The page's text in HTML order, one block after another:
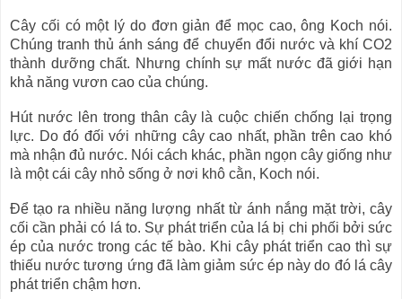
Cây cối có một lý do đơn giản để mọc cao, ông Koch nói.
Chúng tranh thủ ánh sáng để chuyển đổi nước và khí CO2
thành dưỡng chất. Nhưng chính sự mất nước đã giới hạn
khả năng vươn cao của chúng.
Hút nước lên trong thân cây là cuộc chiến chống lại trọng
lực. Do đó đối với những cây cao nhất, phần trên cao khó
mà nhận đủ nước. Nói cách khác, phần ngọn cây giống như
là một cái cây nhỏ sống ở nơi khô cằn, Koch nói.
Để tạo ra nhiều năng lượng nhất từ ánh nắng mặt trời, cây
cối cần phải có lá to. Sự phát triển của lá bị chi phối bởi sức
ép của nước trong các tế bào. Khi cây phát triển cao thì sự
thiếu nước tương ứng đã làm giảm sức ép này do đó lá cây
phát triển chậm hơn.